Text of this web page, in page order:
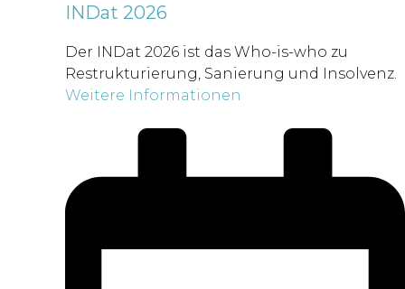
INDat 2026
Der INDat 2026 ist das Who-is-who zu
Restrukturierung, Sanierung und Insolvenz.
Weitere Informationen